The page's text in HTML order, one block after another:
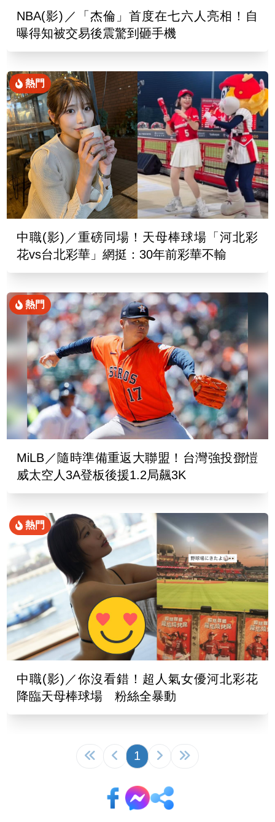
NBA(影)／「杰倫」首度在七六人亮相！自
曝得知被交易後震驚到砸手機
熱門
中職(影)／重磅同場！天母棒球場「河北彩
花vs台北彩華」網挺：30年前彩華不輸
熱門
MiLB／隨時準備重返大聯盟！台灣強投鄧愷
威太空人3A登板後援1.2局飆3K
熱門
中職(影)／你沒看錯！超人氣女優河北彩花
降臨天母棒球場 粉絲全暴動
1